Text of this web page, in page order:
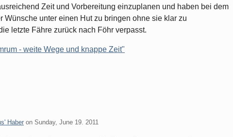
Zeit und Vorbereitung einzuplanen und haben bei dem
Wünsche unter einen Hut zu bringen ohne sie klar zu
letzte Fähre zurück nach Föhr verpasst.
- weite Wege und knappe Zeit"
Haber on Sunday, June 19. 2011